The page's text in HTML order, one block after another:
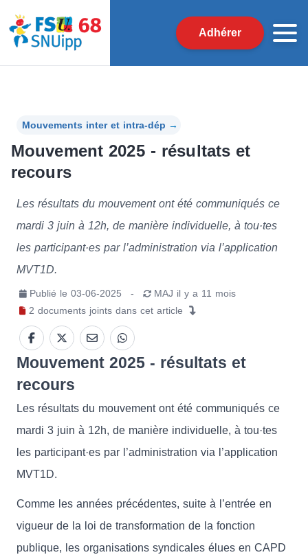
Adhérer
Mouvements inter et intra-dép →
Mouvement 2025 - résultats et
recours
Les résultats du mouvement ont été communiqués ce
mardi 3 juin à 12h, de manière individuelle, à tou·tes
les participant·es par l’administration via l’application
MVT1D.
Publié le 03-06-2025 - MAJ il y a 11 mois
2 documents joints dans cet article
Mouvement 2025 - résultats et
recours
Les résultats du mouvement ont été communiqués ce
mardi 3 juin à 12h, de manière individuelle, à tou·tes
les participant·es par l’administration via l’application
MVT1D.
Comme les années précédentes, suite à l’entrée en
vigueur de la loi de transformation de la fonction
publique, les organisations syndicales élues en CAPD